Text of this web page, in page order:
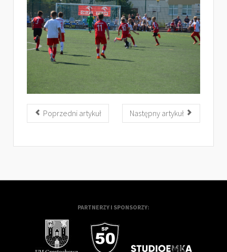
Poprzedni artykuł Następny artykuł
PARTNERZY I SPONSORZY: